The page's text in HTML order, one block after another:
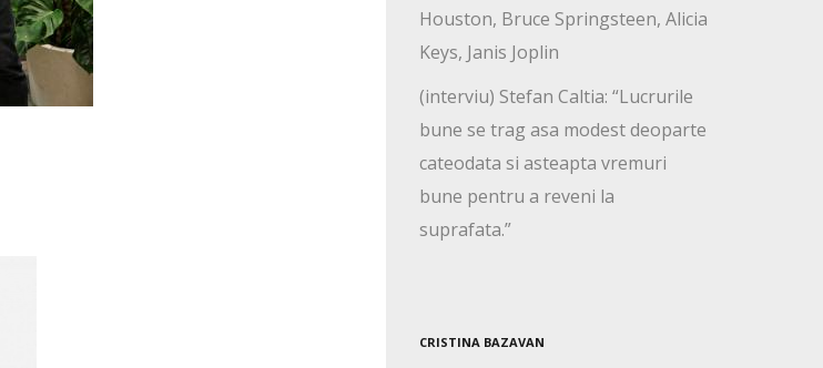
Houston, Bruce Springsteen, Alicia
Keys, Janis Joplin
(interviu) Stefan Caltia: “Lucrurile
bune se trag asa modest deoparte
cateodata si asteapta vremuri
bune pentru a reveni la
suprafata.”
CRISTINA BAZAVAN